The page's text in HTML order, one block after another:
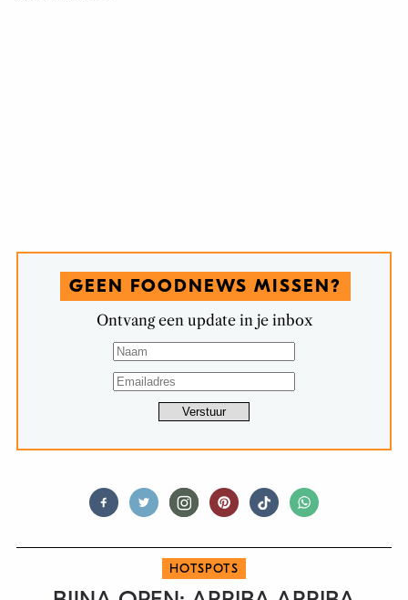
GEEN FOODNEWS MISSEN?
Ontvang een update in je inbox
HOTSPOTS